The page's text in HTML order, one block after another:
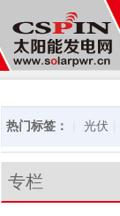
热门标签： 光伏
专栏